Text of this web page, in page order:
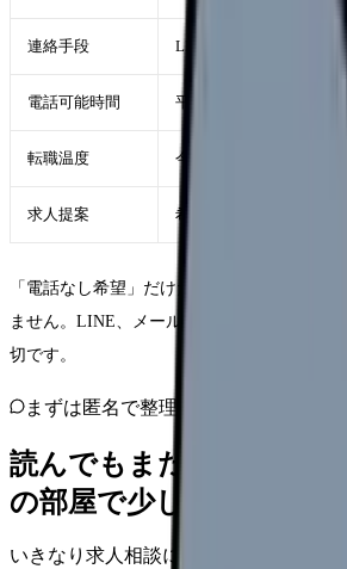
連絡手段 LINEまたはメール中心
電話可能時間 平日18時以降、夜勤明
転職温度 今は情報収集で、応募
求人提案 希望条件に合う求人だ
「電話なし希望」だけだと、担当者側はど
ません。LINE、メール、電話可能時間まで
切です。
まずは匿名で整理
読んでもまだ苦しいなら
の部屋で少し話してみま
いきなり求人相談には進みません。今